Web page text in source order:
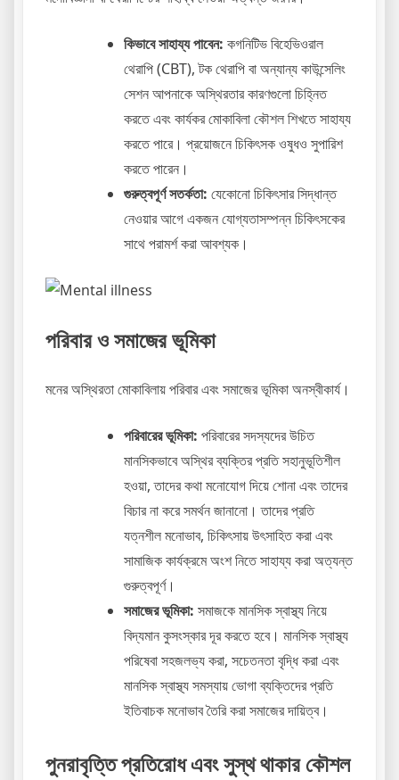
কিভাবে সাহায্য পাবেন: কগনিটিভ বিহেভিওরাল
থেরাপি (CBT), টক থেরাপি বা অন্যান্য কাউন্সেলিং
সেশন আপনাকে অস্থিরতার কারণগুলো চিহ্নিত
করতে এবং কার্যকর মোকাবিলা কৌশল শিখতে সাহায্য
করতে পারে। প্রয়োজনে চিকিৎসক ওষুধও সুপারিশ
করতে পারেন।
গুরুত্বপূর্ণ সতর্কতা: যেকোনো চিকিৎসার সিদ্ধান্ত
নেওয়ার আগে একজন যোগ্যতাসম্পন্ন চিকিৎসকের
সাথে পরামর্শ করা আবশ্যক।
পরিবার ও সমাজের ভূমিকা
মনের অস্থিরতা মোকাবিলায় পরিবার এবং সমাজের ভূমিকা অনস্বীকার্য।
পরিবারের ভূমিকা: পরিবারের সদস্যদের উচিত
মানসিকভাবে অস্থির ব্যক্তির প্রতি সহানুভূতিশীল
হওয়া, তাদের কথা মনোযোগ দিয়ে শোনা এবং তাদের
বিচার না করে সমর্থন জানানো। তাদের প্রতি
যত্নশীল মনোভাব, চিকিৎসায় উৎসাহিত করা এবং
সামাজিক কার্যক্রমে অংশ নিতে সাহায্য করা অত্যন্ত
গুরুত্বপূর্ণ।
সমাজের ভূমিকা: সমাজকে মানসিক স্বাস্থ্য নিয়ে
বিদ্যমান কুসংস্কার দূর করতে হবে। মানসিক স্বাস্থ্য
পরিষেবা সহজলভ্য করা, সচেতনতা বৃদ্ধি করা এবং
মানসিক স্বাস্থ্য সমস্যায় ভোগা ব্যক্তিদের প্রতি
ইতিবাচক মনোভাব তৈরি করা সমাজের দায়িত্ব।
পুনরাবৃত্তি প্রতিরোধ এবং সুস্থ থাকার কৌশল